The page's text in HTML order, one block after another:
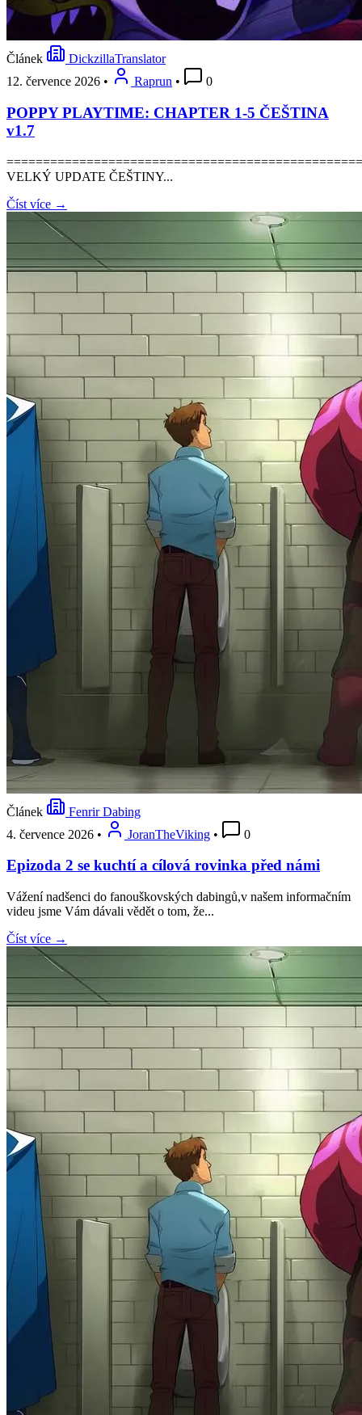
Článek
DickzillaTranslator
12. července 2026 • Raprun • 0
POPPY PLAYTIME: CHAPTER 1-5 ČEŠTINA
v1.7
VELKÝ UPDATE ČEŠTINY...
Číst více →
Článek
Fenrir Dabing
4. července 2026 • JoranTheViking • 0
Epizoda 2 se kuchtí a cílová rovinka před námi
Vážení nadšenci do fanouškovských dabingů,v našem informačním
videu jsme Vám dávali vědět o tom, že...
Číst více →